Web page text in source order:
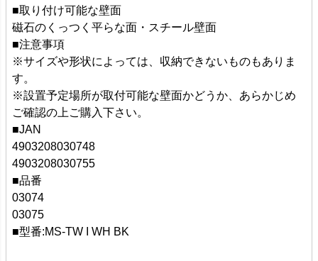
■取り付け可能な壁面
磁石のくっつく平らな面・スチール壁面
■注意事項
※サイズや形状によっては、収納できないものもありま
す。
※設置予定場所が取付可能な壁面かどうか、あらかじめ
ご確認の上ご購入下さい。
■JAN
4903208030748
4903208030755
■品番
03074
03075
■型番:MS-TW I WH BK